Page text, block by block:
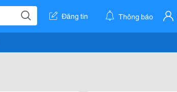
Đăng tin Thông báo